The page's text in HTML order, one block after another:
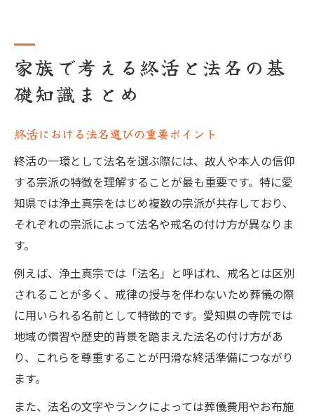
家族で考える終活と法名の基
礎知識まとめ
終活における法名選びの重要ポイント
終活の一環として法名を選ぶ際には、故人や本人の信仰
する宗派の特徴を理解することが最も重要です。特に愛
知県では浄土真宗をはじめ複数の宗派が共存しており、
それぞれの宗派によって法名や戒名の付け方が異なりま
す。
例えば、浄土真宗では「法名」と呼ばれ、戒名とは区別
されることが多く、戒律の授与を伴わないため葬儀の際
に用いられる名前として特徴的です。愛知県の寺院では
地域の慣習や歴史的背景を踏まえた法名の付け方があ
り、これらを尊重することが円滑な終活準備につながり
ます。
また、法名の文字やランクによっては葬儀費用やお布施